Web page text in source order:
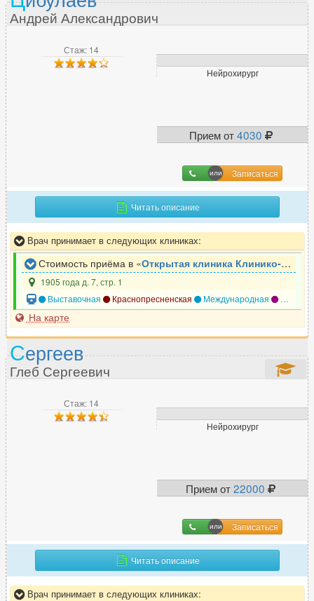
Стаж: 14
Нейрохирург
Прием от4030
Записаться
Андрей Александрович
Читать описание
Врач принимает в следующих клиниках:
Стоимость приёма в «Открытая клиника Клинико-диагностический центр
1905 года д. 7, стр. 1
Выставочная
Краснопресненская Международная Улица 1905 года
На карте
Стаж: 14
Нейрохирург
Прием от22000
Записаться
Сергеев
Глеб Сергеевич
Читать описание
Врач принимает в следующих клиниках: